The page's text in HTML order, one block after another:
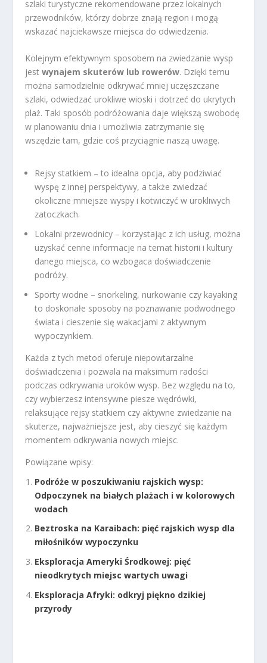
szlaki turystyczne rekomendowane przez lokalnych
przewodników, którzy dobrze znają region i mogą
wskazać najciekawsze miejsca do odwiedzenia.
Kolejnym efektywnym sposobem na zwiedzanie wysp
jestwynajem skuterów lub rowerów. Dzięki temu
można samodzielnie odkrywać mniej uczęszczane
szlaki, odwiedzać urokliwe wioski i dotrzeć do ukrytych
plaż. Taki sposób podróżowania daje większą swobodę
w planowaniu dnia i umożliwia zatrzymanie się
wszędzie tam, gdzie coś przyciągnie naszą uwagę.
Rejsy statkiem – to idealna opcja, aby podziwiać
wyspę z innej perspektywy, a także zwiedzać
okoliczne mniejsze wyspy i kotwiczyć w urokliwych
zatoczkach.
Lokalni przewodnicy – korzystając z ich usług, można
uzyskać cenne informacje na temat historii i kultury
danego miejsca, co wzbogaca doświadczenie
podróży.
Sporty wodne – snorkeling, nurkowanie czy kayaking
to doskonałe sposoby na poznawanie podwodnego
świata i cieszenie się wakacjami z aktywnym
wypoczynkiem.
Każda z tych metod oferuje niepowtarzalne
doświadczenia i pozwala na maksimum radości
podczas odkrywania uroków wysp. Bez względu na to,
czy wybierzesz intensywne piesze wędrówki,
relaksujące rejsy statkiem czy aktywne zwiedzanie na
skuterze, najważniejsze jest, aby cieszyć się każdym
momentem odkrywania nowych miejsc.
Powiązane wpisy:
Podróże w poszukiwaniu rajskich wysp:
Odpoczynek na białych plażach i w kolorowych
wodach
Beztroska na Karaibach: pięć rajskich wysp dla
miłośników wypoczynku
Eksploracja Ameryki Środkowej: pięć
nieodkrytych miejsc wartych uwagi
Eksploracja Afryki: odkryj piękno dzikiej
przyrody